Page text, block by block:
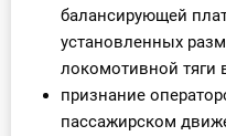
балансирующей
установленных
локомотивной тяги
признание
пассажирском